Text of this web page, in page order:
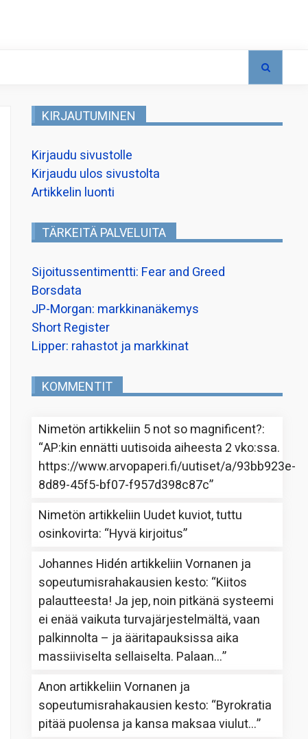
KIRJAUTUMINEN
Kirjaudu sivustolle
Kirjaudu ulos sivustolta
Artikkelin luonti
TÄRKEITÄ PALVELUITA
Sijoitussentimentti: Fear and Greed
Borsdata
JP-Morgan: markkinanäkemys
Short Register
Lipper: rahastot ja markkinat
KOMMENTIT
Nimetön artikkeliin 5 not so magnificent?:
“AP:kin ennätti uutisoida aiheesta 2 vko:ssa.
https://www.arvopaperi.fi/uutiset/a/93bb923e-
8d89-45f5-bf07-f957d398c87c”
Nimetön artikkeliin Uudet kuviot, tuttu
osinkovirta: “Hyvä kirjoitus”
Johannes Hidén artikkeliinVornanen ja
sopeutumisrahakausien kesto: “Kiitos
palautteesta! Ja jep, noin pitkänä systeemi
ei enää vaikuta turvajärjestelmältä, vaan
palkinnolta – ja ääritapauksissa aika
massiiviselta sellaiselta. Palaan…”
Anon artikkeliinVornanen ja
sopeutumisrahakausien kesto: “Byrokratia
pitää puolensa ja kansa maksaa viulut…”